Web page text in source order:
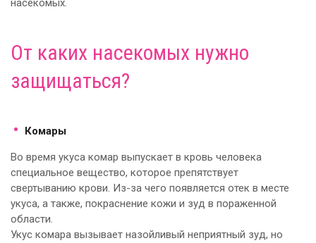
насекомых.
От каких насекомых нужно
защищаться?
Комары
Во время укуса комар выпускает в кровь человека
специальное вещество, которое препятствует
свертыванию крови. Из-за чего появляется отек в месте
укуса, а также, покраснение кожи и зуд в пораженной
области.
Укус комара вызывает назойливый неприятный зуд, но